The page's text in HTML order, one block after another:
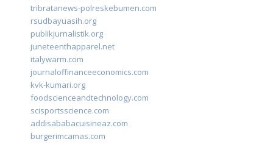
tribratanews-polreskebumen.com
rsudbayuasih.org
publikjurnalistik.org
juneteenthapparel.net
italywarm.com
journaloffinanceeconomics.com
kvk-kumari.org
foodscienceandtechnology.com
scisportsscience.com
addisababacuisineaz.com
burgerimcamas.com